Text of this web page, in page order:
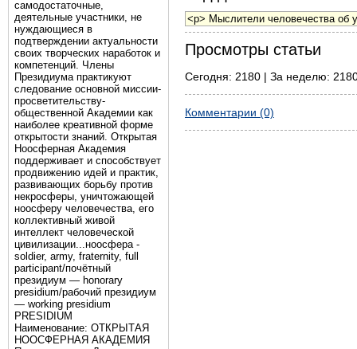
самодостаточные,
деятельные участники, не
нуждающиеся в
подтверждении актуальности
своих творческих наработок и
компетенций. Члены
Президиума практикуют
следование основной миссии-
просветительству-
общественной Академии как
наиболее креативной форме
открытости знаний. Открытая
Ноосферная Академия
поддерживает и способствует
продвижению идей и практик,
развивающих борьбу против
некросферы, уничтожающей
ноосферу человечества, его
коллективный живой
интеллект человеческой
цивилизации...ноосфера -
soldier, army, fraternity, full
participant/почётный
президиум — honorary
presidium/рабочий президиум
— working presidium
PRESIDIUM
Наименование: ОТКРЫТАЯ
НООСФЕРНАЯ АКАДЕМИЯ
Просмотры статьи
Сегодня: 2180 | За неделю:
Комментарии (0)